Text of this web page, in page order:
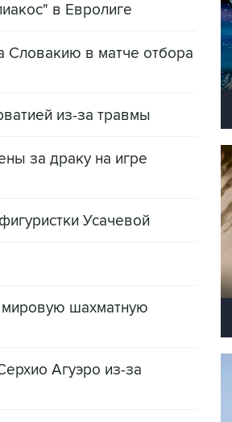
в Евролиге
Словакию в матче отбора
из-за травмы
за драку на игре
Усачевой
шахматную
Агуэро из-за